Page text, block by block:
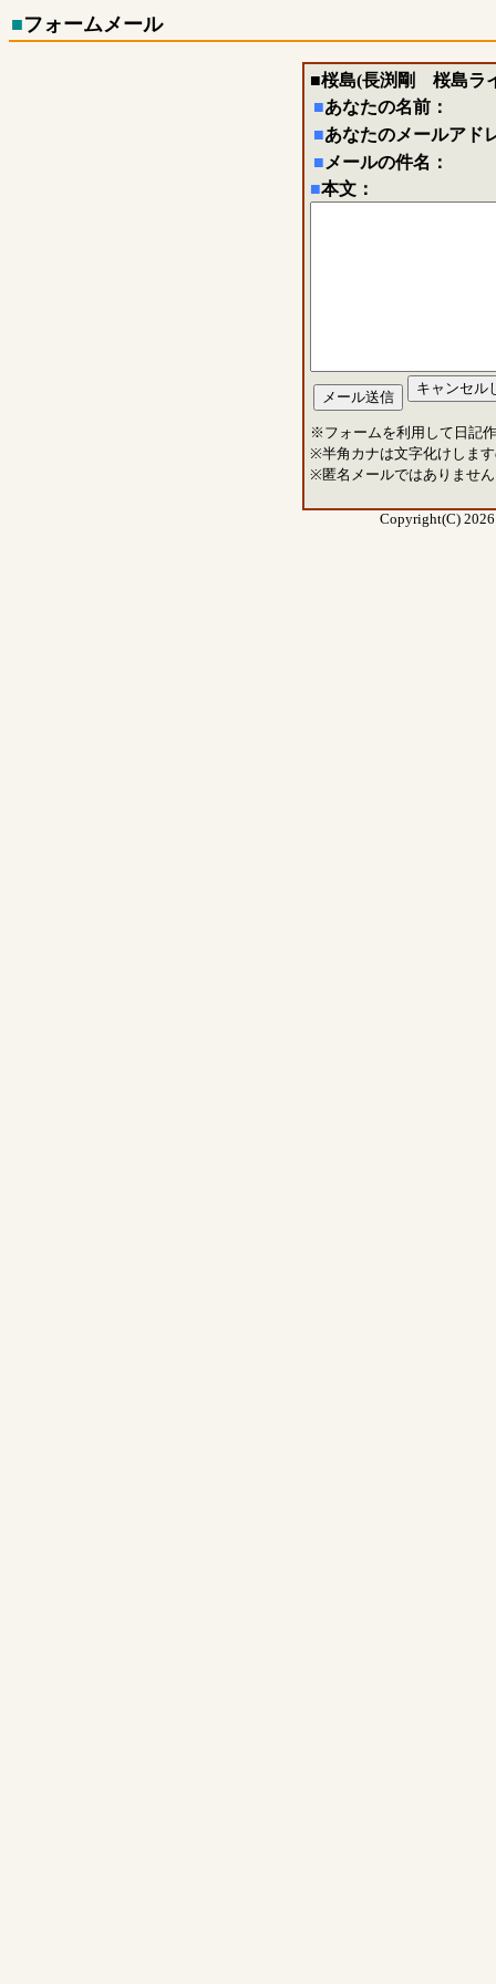
■フォームメール
■桜島(長渕剛 桜島ラ
■あなたの名前：
■あなたのメールアド
■ メールの件名：
■本文：
※フォームを利用して日記
※半角カナは文字化けしま
※匿名メールではありませ
Copyright(C)